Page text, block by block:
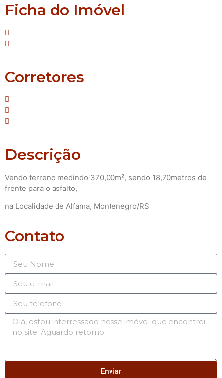
Ficha do Imóvel
Corretores
Descrição
Vendo terreno medindo 370,00m², sendo 18,70metros de
frente para o asfalto,
na Localidade de Alfama, Montenegro/RS
Contato
Enviar